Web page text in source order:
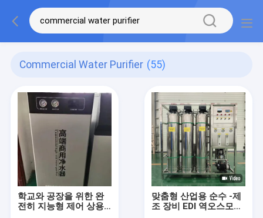
Commercial Water Purifier (55)
학교와 공장을 위한 완
전히 지능형 제어 상용
맞춤형 산업용 순수 -제
조 장비 EDI 역오스모스